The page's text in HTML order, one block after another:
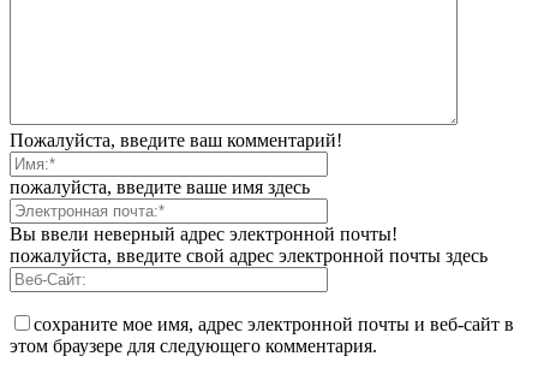
Пожалуйста, введите ваш комментарий!
пожалуйста, введите ваше имя здесь
Вы ввели неверный адрес электронной почты!
пожалуйста, введите свой адрес электронной почты здесь
сохраните мое имя, адрес электронной почты и веб-сайт в
этом браузере для следующего комментария.